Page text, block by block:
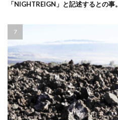
「NIGHTREIGN」と記述するとの事。